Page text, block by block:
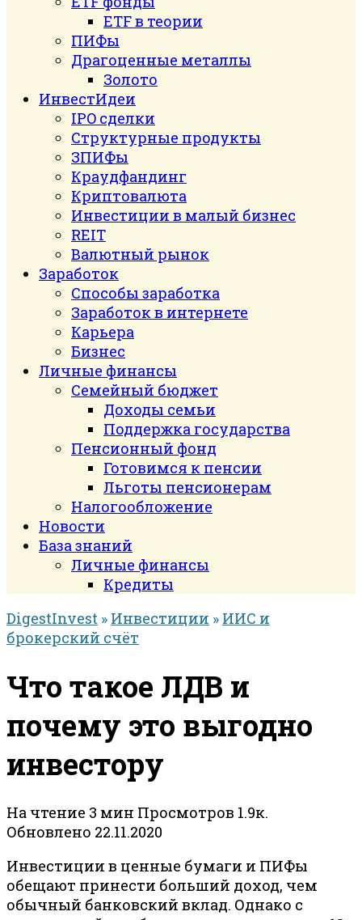
ETF в теории
ПИФы
Драгоценные металлы
Золото
ИнвестИдеи
IPO сделки
Структурные продукты
ЗПИФы
Краудфандинг
Криптовалюта
Инвестиции в малый бизнес
REIT
Валютный рынок
Заработок
Способы заработка
Заработок в интернете
Карьера
Бизнес
Личные финансы
Семейный бюджет
Доходы семьи
Поддержка государства
Пенсионный фонд
Готовимся к пенсии
Льготы пенсионерам
Налогообложение
Новости
База знаний
Личные финансы
Кредиты
DigestInvest » Инвестиции » ИИС и
брокерский счёт
Что такое ЛДВ и
почему это выгодно
инвестору
На чтение 3 мин Просмотров 1.9к.
Обновлено 22.11.2020
Инвестиции в ценные бумаги и ПИФы
обещают принести больший доход, чем
обычный банковский вклад. Однако с